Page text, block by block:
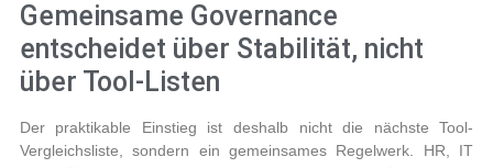
Gemeinsame Governance
entscheidet über Stabilität, nicht
über Tool-Listen
Der praktikable Einstieg ist deshalb nicht die nächste Tool-
Vergleichsliste, sondern ein gemeinsames Regelwerk. HR, IT